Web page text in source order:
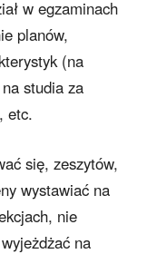
w egzaminach
planów,
(na
studia za
etc.
się, zeszytów,
wystawiać na
nie
na